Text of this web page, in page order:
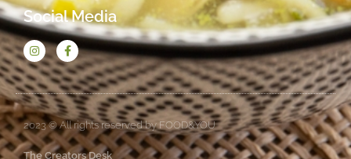
Social Media
2023 © All rights reserved by FOOD&YOU
The Creators Desk